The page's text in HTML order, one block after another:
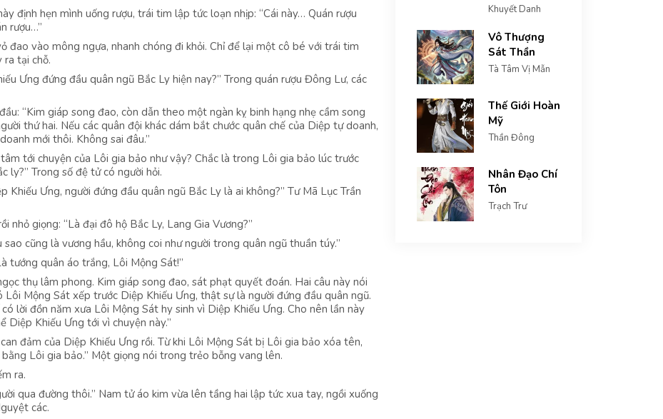
định hẹn mình uống rượu, trái tim lập tức loạn nhịp: “Cái này… Quán rượu
rượu…”
đao vào mông ngựa, nhanh chóng đi khỏi. Chỉ để lại một cô bé với trái tim
tại chỗ.
Ưng đứng đầu quân ngũ Bắc Ly hiện nay?” Trong quán rượu Đông Lư, các
“Kim giáp song đao, còn dẫn theo một ngàn kỵ binh hạng nhẹ cầm song
thứ hai. Nếu các quân đội khác dám bắt chước quân chế của Diệp tự doanh,
mới thôi. Không sai đâu.”
tới chuyện của Lôi gia bảo như vậy? Chắc là trong Lôi gia bảo lúc trước
ly?” Trong số đệ tử có người hỏi.
Khiếu Ưng, người đứng đầu quân ngũ Bắc Ly là ai không?” Tư Mã Lục Trần
nhỏ giọng: “Là đại đô hộ Bắc Ly, Lang Gia Vương?”
cũng là vương hầu, không coi như người trong quân ngũ thuần túy.”
tướng quân áo trắng, Lôi Mộng Sát!”
thụ lâm phong. Kim giáp song đao, sát phạt quyết đoán. Hai câu này nói
Mộng Sát xếp trước Diệp Khiếu Ưng, thật sự là người đứng đầu quân ngũ.
lời đồn năm xưa Lôi Mộng Sát hy sinh vì Diệp Khiếu Ưng. Cho nên lần này
Khiếu Ưng tới vì chuyện này.”
đảm của Diệp Khiếu Ưng rồi. Từ khi Lôi Mộng Sát bị Lôi gia bảo xóa tên,
Lôi gia bảo.” Một giọng nói trong trẻo bỗng vang lên.
ra.
qua đường thôi.” Nam tử áo kim vừa lên tầng hai lập tức xua tay, ngồi xuống
các.
Khuyết Danh
Vô Thượng
Sát Thần
Tà Tâm Vị Mẫn
Thế Giới Hoàn
Mỹ
Thần Đông
Nhân Đạo Chí
Tôn
Trạch Trư